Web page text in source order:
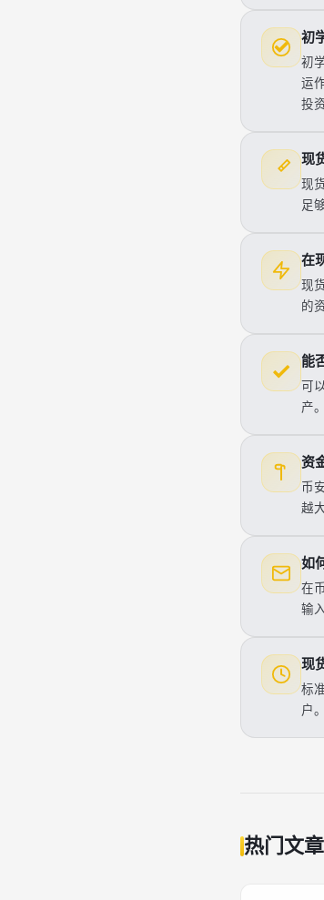
初
初
运
投
现
现
足
在
现
的
能
可
产
资
币
越
如
在
输
现
标
户
热门文章